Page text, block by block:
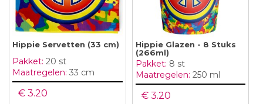
Hippie Servetten (33 cm)
Pakket: 20 st
Maatregelen: 33 cm
€ 3.20
Hippie Glazen - 8 Stuks
(266ml)
Pakket: 8 st
Maatregelen: 250 ml
€ 3.20